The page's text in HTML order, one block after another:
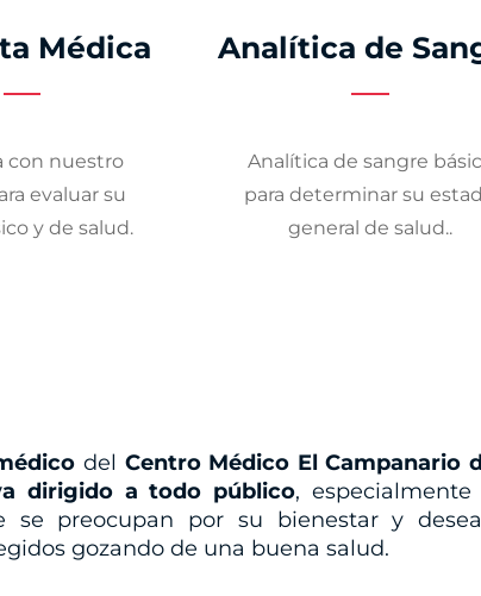
Médica
con nuestro
evaluar su
y de salud.
Analítica de
Analítica de sangre
para determinar su
general de salud..
del Centro Médico El Campanario
dirigido a todo público, especialmente
se preocupan por su bienestar y
gozando de una buena salud.